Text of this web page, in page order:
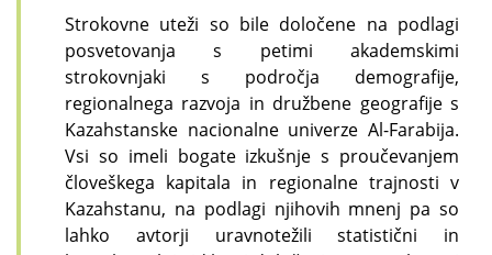
Strokovne uteži so bile določene na podlagi
posvetovanja s petimi akademskimi
strokovnjaki s področja demografije,
regionalnega razvoja in družbene geografije s
Kazahstanske nacionalne univerze Al-Farabija.
Vsi so imeli bogate izkušnje s proučevanjem
človeškega kapitala in regionalne trajnosti v
Kazahstanu, na podlagi njihovih mnenj pa so
lahko avtorji uravnotežili statistični in